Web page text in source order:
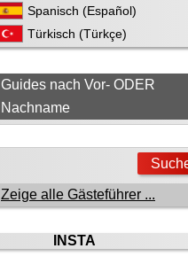
Spanisch (Español)
Türkisch (Türkçe)
Guides nach Vor- ODER
Nachname
Zeige alle Gästeführer ...
INSTA